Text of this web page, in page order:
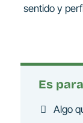
sentido y
Es
Algo